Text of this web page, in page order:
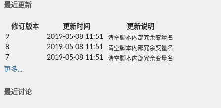
最近更新
修订版本 更新时间
更新说明
9
2019-05-08 11:51 清空脚本内部冗余变量名
8 2019-05-08 11:51 清空脚本内部冗余变量名
7 2019-05-08 11:51 清空脚本内部冗余变量名
更多...
最近讨论